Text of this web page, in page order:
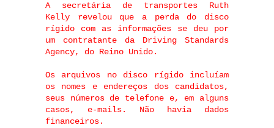
A secretária de transportes Ruth
Kelly revelou que a perda do disco
rígido com as informações se deu por
um contratante da Driving Standards
Agency, do Reino Unido.
Os arquivos no disco rígido incluíam
os nomes e endereços dos candidatos,
seus números de telefone e, em alguns
casos, e-mails. Não havia dados
financeiros.